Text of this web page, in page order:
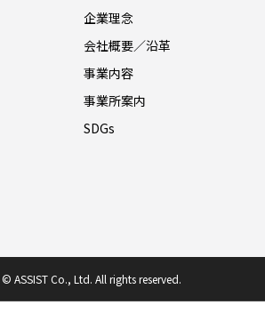
企業理念
会社概要／沿革
事業内容
事業所案内
SDGs
ASSIST Co., Ltd. All rights reserved.